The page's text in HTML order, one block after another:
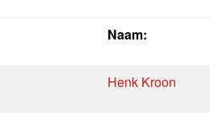
Naam:
Henk Kroon